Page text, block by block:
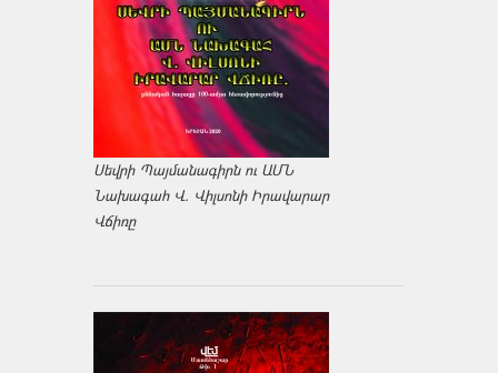
Սեվրի Պայմանագիրն ու ԱՄՆ
Նախագահ Վ. Վիլսոնի Իրավարար
Վճիռը